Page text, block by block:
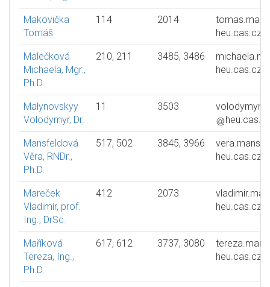
Makovička
Tomáš
114 2014
heu.cas.cz
Malečková
Michaela, Mgr.,
Ph.D.
210, 211 3485, 3486
heu.cas.cz
Malynovskyy
Volodymyr, Dr.
11 3503
Mansfeldová
Věra, RNDr.,
Ph.D.
517, 502 3845, 3966
heu.cas.cz
Mareček
Vladimír, prof.
Ing., DrSc.
412 2073
heu.cas.cz
Maříková
Tereza, Ing.,
Ph.D.
617, 612 3737, 3080
heu.cas.cz